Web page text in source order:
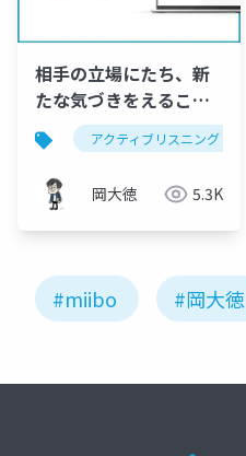
相手の立場にたち、新
たな気づきをえること
ができる最速ロールプ
レイング[ドクセル版]
アクティブリスニング
岡大徳 5.3K
#miibo #岡大徳